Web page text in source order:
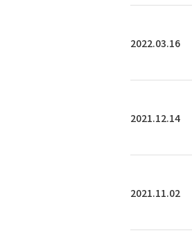
2022.03.16
2021.12.14
2021.11.02